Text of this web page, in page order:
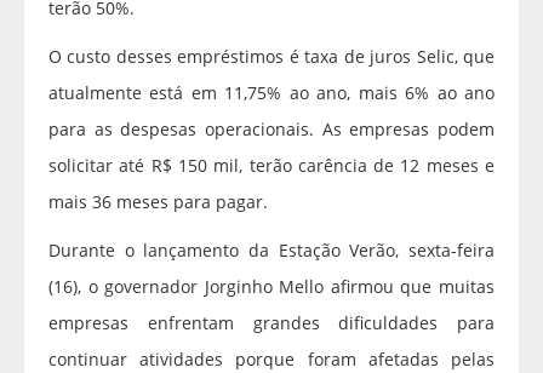
terão 50%.
O custo desses empréstimos é taxa de juros Selic, que
atualmente está em 11,75% ao ano, mais 6% ao ano
para as despesas operacionais. As empresas podem
solicitar até R$ 150 mil, terão carência de 12 meses e
mais 36 meses para pagar.
Durante o lançamento da Estação Verão, sexta-feira
(16), o governador Jorginho Mello afirmou que muitas
empresas enfrentam grandes dificuldades para
continuar atividades porque foram afetadas pelas